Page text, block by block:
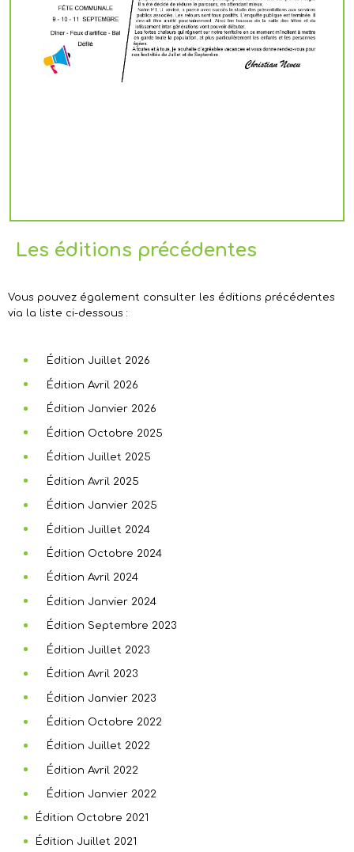
Les éditions précédentes
Vous pouvez également consulter les éditions précédentes
via la liste ci-dessous :
Édition Juillet 2026
Édition Avril 2026
Édition Janvier 2026
Édition Octobre 2025
Édition Juillet 2025
Édition Avril 2025
Édition Janvier 2025
Édition Juillet 2024
Édition Octobre 2024
Édition Avril 2024
Édition Janvier 2024
Édition Septembre 2023
Édition Juillet 2023
Édition Avril 2023
Édition Janvier 2023
Édition Octobre 2022
Édition Juillet 2022
Édition Avril 2022
Édition Janvier 2022
Édition Octobre 2021
Édition Juillet 2021